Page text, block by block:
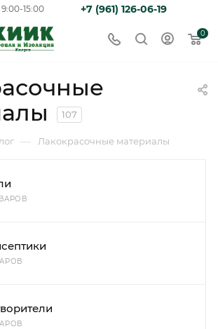
15:00 +7 (961) 126-06-19
0
107
— Лакокрасочные материалы